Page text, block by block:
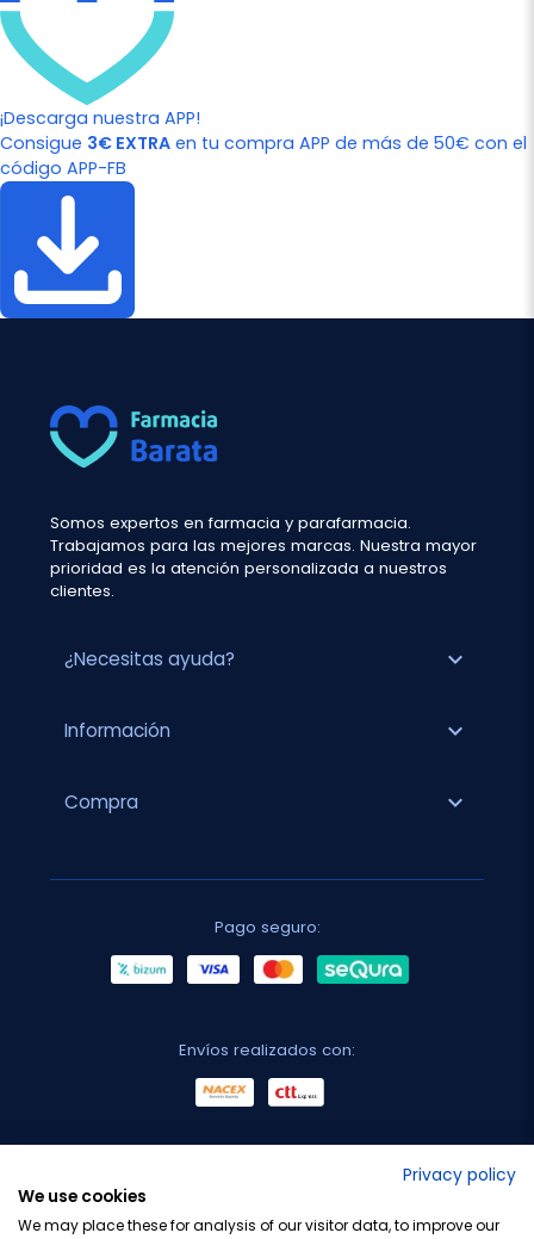
¡Descarga nuestra APP!
Consigue 3€ EXTRA en tu compra APP de más de 50€ con el
código APP-FB
Somos expertos en farmacia y parafarmacia.
Trabajamos para las mejores marcas. Nuestra mayor
prioridad es la atención personalizada a nuestros
clientes.
¿Necesitas ayuda? expand_more
Información expand_more
Compra expand_more
Pago seguro:
Envíos realizados con:
Privacy policy
We use cookies
We may place these for analysis of our visitor data, to improve our